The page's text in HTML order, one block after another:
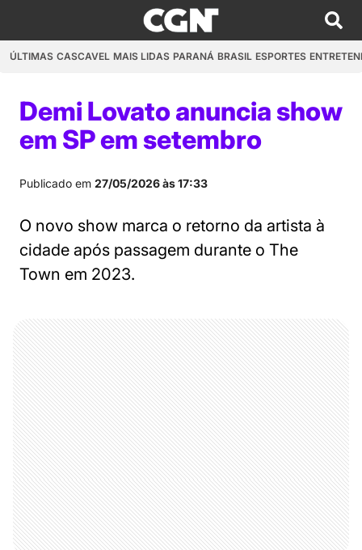
ÚLTIMAS CASCAVEL MAIS LIDAS PARANÁ BRASIL ESPORTES
Demi Lovato anuncia show
em SP em setembro
Publicado em 27/05/2026 às 17:33
O novo show marca o retorno da artista à
cidade após passagem durante o The
Town em 2023.